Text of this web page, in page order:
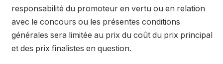
responsabilité du promoteur en vertu ou en relation
avec le concours ou les présentes conditions
générales sera limitée au prix du coût du prix principal
et des prix finalistes en question.